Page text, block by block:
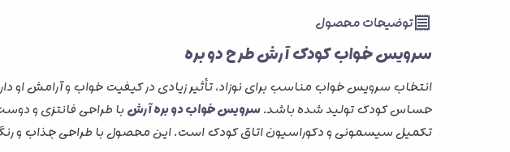
توضیحات محصول
سرویس خواب کودک آرش طرح دو بره
انتخاب سرویس خواب مناسب برای نوزاد، تأثیر زیادی در کیفیت خواب و آرامش او
حساس کودک تولید شده باشد.سرویس خواب دو بره آرش با طراحی فانتزی و
تکمیل سیسمونی و دکوراسیون اتاق کودک است. این محصول با طراحی جذاب و